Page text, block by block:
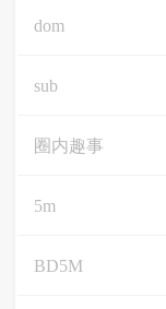
dom
sub
圈内趣事
5m
BD5M